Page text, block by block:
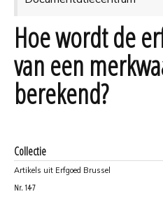
Hoe wordt de
van een
berekend?
Collectie
Artikels uit Erfgoed Brussel
Nr. 14-7